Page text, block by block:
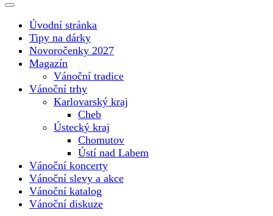
Vánoce v Česku
nejkrásnějším svátku v roce v České republice
Úvodní stránka
Tipy na dárky
Novoročenky 2027
Magazín
Vánoční tradice
Vánoční trhy
Karlovarský kraj
Cheb
Ústecký kraj
Chomutov
Ústí nad Labem
Vánoční koncerty
Vánoční slevy a akce
Vánoční katalog
Vánoční diskuze